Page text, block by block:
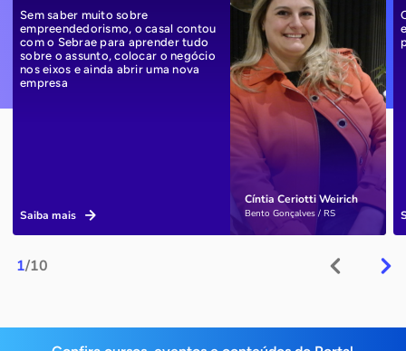
1/10
Cíntia Ceriotti Weirich
Bento Gonçalves / RS
Sem saber muito sobre
empreendedorismo, o casal contou
com o Sebrae para aprender tudo
sobre o assunto, colocar o negócio
nos eixos e ainda abrir uma nova
empresa
Saiba mais